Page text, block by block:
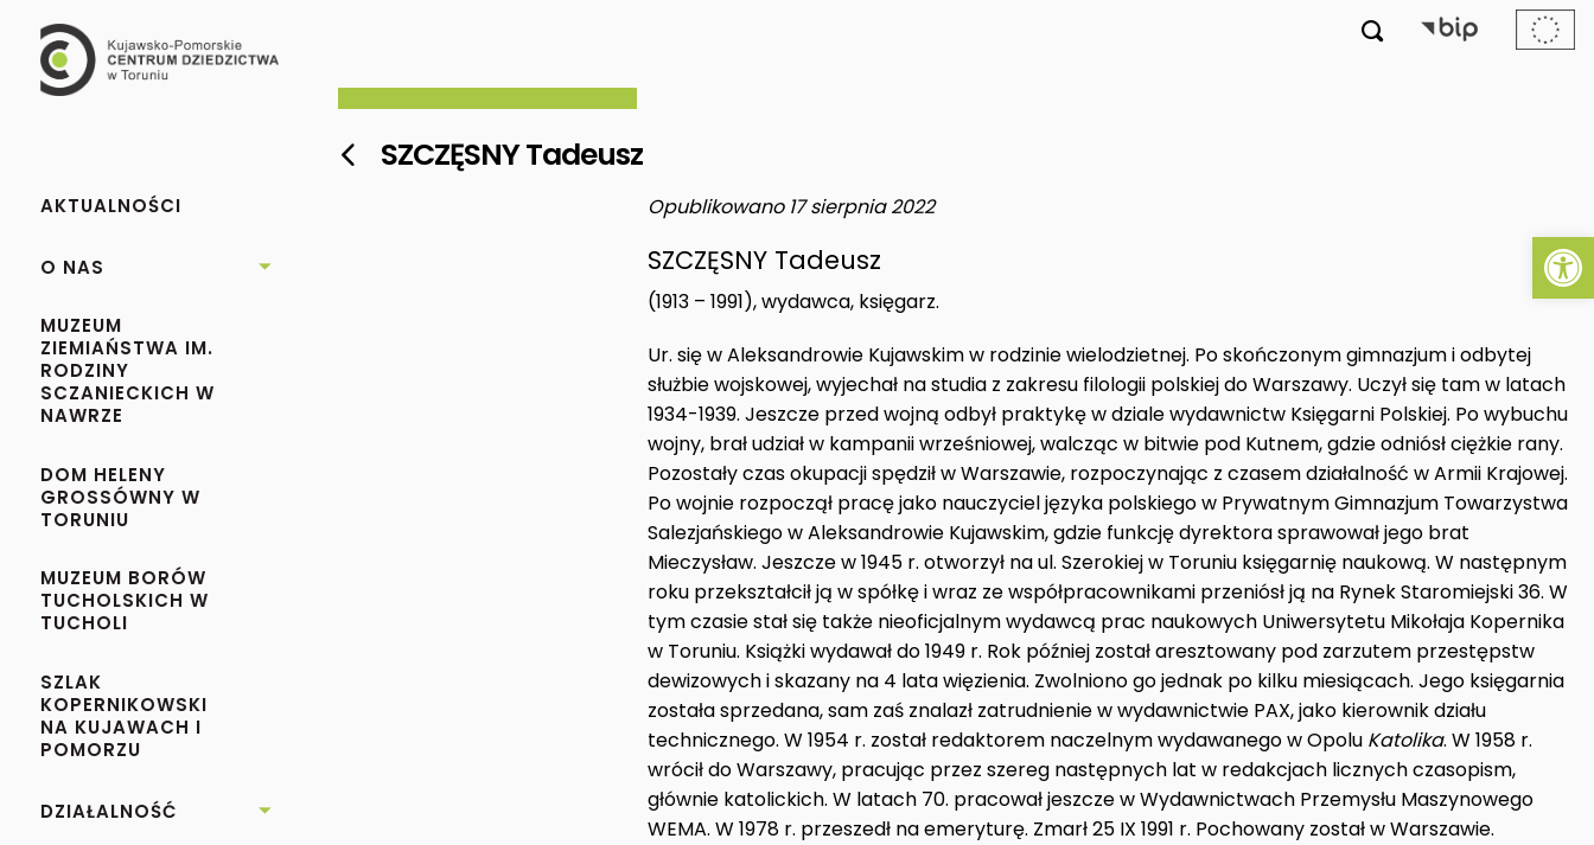
AKTUALNOŚCI
O NAS 
MUZEUM
ZIEMIAŃSTWA IM.
RODZINY
SCZANIECKICH W
NAWRZE
DOM HELENY
GROSSÓWNY W
TORUNIU
MUZEUM BORÓW
TUCHOLSKICH W
TUCHOLI
SZLAK
KOPERNIKOWSKI
NA KUJAWACH I
POMORZU
DZIAŁALNOŚĆ 

 SZCZĘSNY Tadeusz
Opublikowano 17 sierpnia 2022
SZCZĘSNY Tadeusz
(1913 – 1991), wydawca, księgarz.
Ur. się w Aleksandrowie Kujawskim w rodzinie wielodzietnej. Po skończonym gimnazjum i odbytej
służbie wojskowej, wyjechał na studia z zakresu filologii polskiej do Warszawy. Uczył się tam w latach
1934-1939. Jeszcze przed wojną odbył praktykę w dziale wydawnictw Księgarni Polskiej. Po wybuchu
wojny, brał udział w kampanii wrześniowej, walcząc w bitwie pod Kutnem, gdzie odniósł ciężkie rany.
Pozostały czas okupacji spędził w Warszawie, rozpoczynając z czasem działalność w Armii Krajowej.
Po wojnie rozpoczął pracę jako nauczyciel języka polskiego w Prywatnym Gimnazjum Towarzystwa
Salezjańskiego w Aleksandrowie Kujawskim, gdzie funkcję dyrektora sprawował jego brat
Mieczysław. Jeszcze w 1945 r. otworzył na ul. Szerokiej w Toruniu księgarnię naukową. W następnym
roku przekształcił ją w spółkę i wraz ze współpracownikami przeniósł ją na Rynek Staromiejski 36. W
tym czasie stał się także nieoficjalnym wydawcą prac naukowych Uniwersytetu Mikołaja Kopernika
w Toruniu. Książki wydawał do 1949 r. Rok później został aresztowany pod zarzutem przestępstw
dewizowych i skazany na 4 lata więzienia. Zwolniono go jednak po kilku miesiącach. Jego księgarnia
została sprzedana, sam zaś znalazł zatrudnienie w wydawnictwie PAX, jako kierownik działu
technicznego. W 1954 r. został redaktorem naczelnym wydawanego w Opolu Katolika. W 1958 r.
wrócił do Warszawy, pracując przez szereg następnych lat w redakcjach licznych czasopism,
głównie katolickich. W latach 70. pracował jeszcze w Wydawnictwach Przemysłu Maszynowego
WEMA. W 1978 r. przeszedł na emeryturę. Zmarł 25 IX 1991 r. Pochowany został w Warszawie.